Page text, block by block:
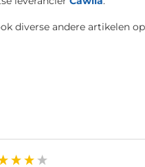
diverse andere artikelen